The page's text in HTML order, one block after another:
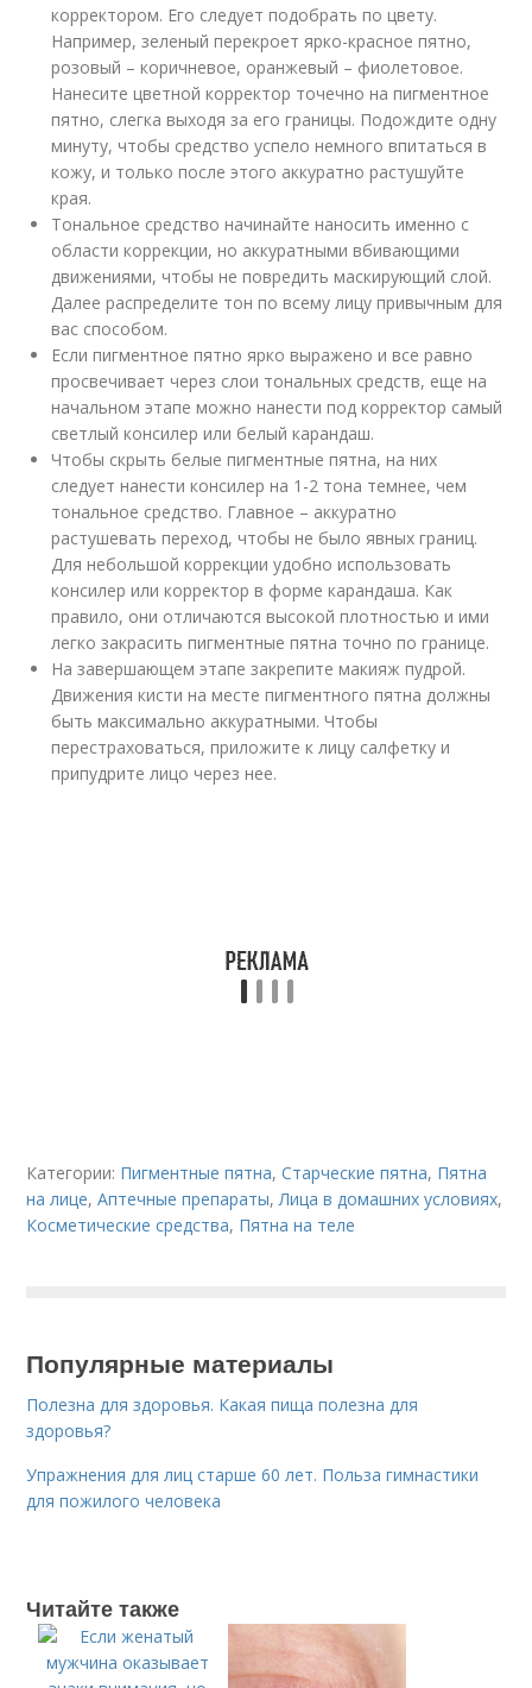
корректором. Его следует подобрать по цвету.
Например, зеленый перекроет ярко-красное пятно,
розовый – коричневое, оранжевый – фиолетовое.
Нанесите цветной корректор точечно на пигментное
пятно, слегка выходя за его границы. Подождите одну
минуту, чтобы средство успело немного впитаться в
кожу, и только после этого аккуратно растушуйте
края.
Тональное средство начинайте наносить именно с
области коррекции, но аккуратными вбивающими
движениями, чтобы не повредить маскирующий слой.
Далее распределите тон по всему лицу привычным для
вас способом.
Если пигментное пятно ярко выражено и все равно
просвечивает через слои тональных средств, еще на
начальном этапе можно нанести под корректор самый
светлый консилер или белый карандаш.
Чтобы скрыть белые пигментные пятна, на них
следует нанести консилер на 1-2 тона темнее, чем
тональное средство. Главное – аккуратно
растушевать переход, чтобы не было явных границ.
Для небольшой коррекции удобно использовать
консилер или корректор в форме карандаша. Как
правило, они отличаются высокой плотностью и ими
легко закрасить пигментные пятна точно по границе.
На завершающем этапе закрепите макияж пудрой.
Движения кисти на месте пигментного пятна должны
быть максимально аккуратными. Чтобы
перестраховаться, приложите к лицу салфетку и
припудрите лицо через нее.
Категории: Пигментные пятна,Старческие пятна, Пятна
на лице,Аптечные препараты,Лица в домашних условиях,
Косметические средства, Пятна на теле
Популярные материалы
Полезна для здоровья. Какая пища полезна для
здоровья?
Упражнения для лиц старше 60 лет. Польза гимнастики
для пожилого человека
Читайте также